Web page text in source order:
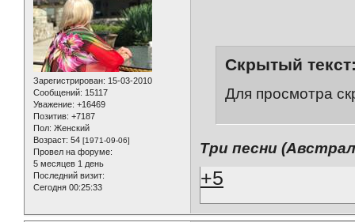
Зарегистрирован: 15-03-2010
Сообщений: 15117
Уважение: +16469
Позитив: +7187
Пол: Женский
Возраст: 54 [1971-09-06]
Провел на форуме:
5 месяцев 1 день
Последний визит:
Сегодня 00:25:33
Скрытый
Для просмотра
Три песни
+5